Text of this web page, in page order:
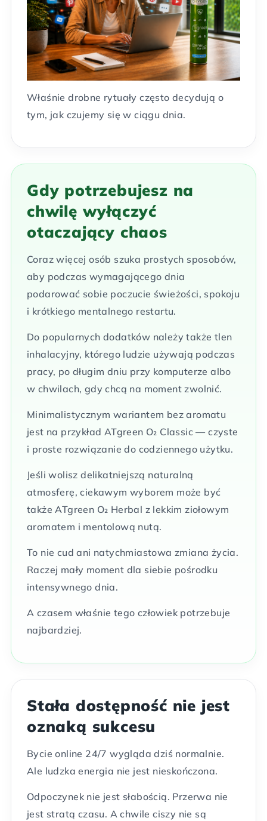
Właśnie drobne rytuały często decydują o
tym, jak czujemy się w ciągu dnia.
Gdy potrzebujesz na
chwilę wyłączyć
otaczający chaos
Coraz więcej osób szuka prostych sposobów,
aby podczas wymagającego dnia
podarować sobie poczucie świeżości, spokoju
i krótkiego mentalnego restartu.
Do popularnych dodatków należy także tlen
inhalacyjny, którego ludzie używają podczas
pracy, po długim dniu przy komputerze albo
w chwilach, gdy chcą na moment zwolnić.
Minimalistycznym wariantem bez aromatu
jest na przykład ATgreen O₂ Classic — czyste
i proste rozwiązanie do codziennego użytku.
Jeśli wolisz delikatniejszą naturalną
atmosferę, ciekawym wyborem może być
także ATgreen O₂ Herbal z lekkim ziołowym
aromatem i mentolową nutą.
To nie cud ani natychmiastowa zmiana życia.
Raczej mały moment dla siebie pośrodku
intensywnego dnia.
A czasem właśnie tego człowiek potrzebuje
najbardziej.
Stała dostępność nie jest
oznaką sukcesu
Bycie online 24/7 wygląda dziś normalnie.
Ale ludzka energia nie jest nieskończona.
Odpoczynek nie jest słabością. Przerwa nie
jest stratą czasu. A chwile ciszy nie są